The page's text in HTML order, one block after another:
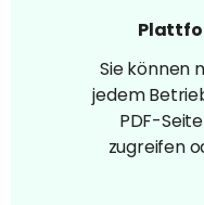
Sie können
jedem
PDF-
zugreifen